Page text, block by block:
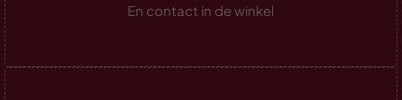
En contact in de winkel